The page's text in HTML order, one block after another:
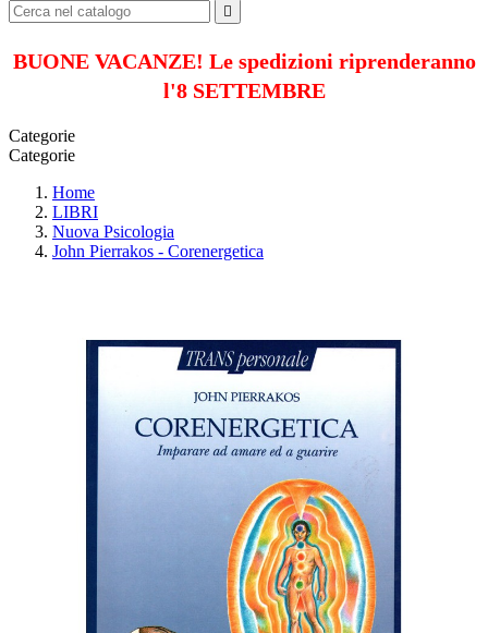

BUONE VACANZE! Le spedizioni riprenderanno
l'8 SETTEMBRE
Categorie
Categorie
Home
LIBRI
Nuova Psicologia
John Pierrakos - Corenergetica